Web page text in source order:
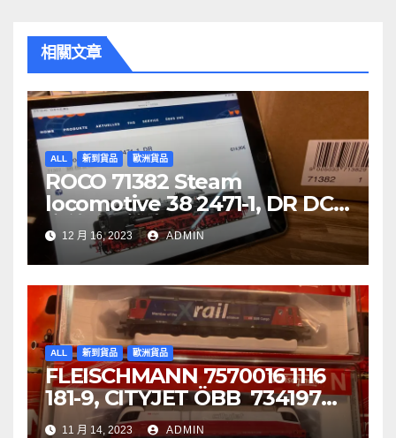
覽
相關文章
ALL 新到貨品 歐洲貨品
ROCO 71382 Steam
locomotive 38 2471-1, DR DCC
音效噴煙機車
12 月 16, 2023 ADMIN
ALL 新到貨品 歐洲貨品
FLEISCHMANN 7570016 1116
181-9, CITYJET ÖBB 734197
Re 620 088-5, SBB Cargo
11 月 14, 2023 ADMIN